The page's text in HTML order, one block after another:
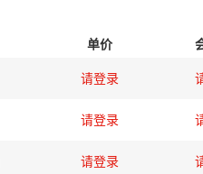
单价
请登录
请登录
请登录